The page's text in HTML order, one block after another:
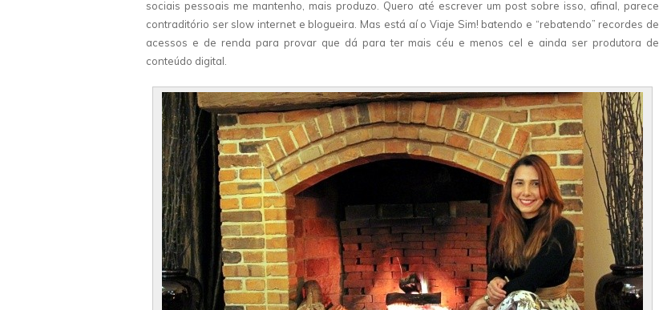
sociais pessoais me mantenho, mais produzo. Quero até escrever um post sobre isso, afinal, parece
contraditório ser slow internet e blogueira. Mas está aí o Viaje Sim! batendo e “rebatendo” recordes de
acessos e de renda para provar que dá para ter mais céu e menos cel e ainda ser produtora de
conteúdo digital.